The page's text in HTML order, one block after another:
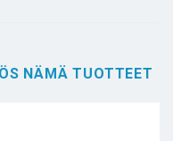
NÄMÄ TUOTTEET